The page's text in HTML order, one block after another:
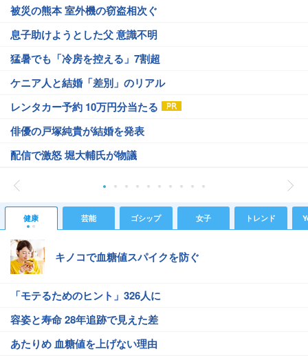
被災の熊本 室外機の窃盗相次ぐ
息子助けようとした父 意識不明
猛暑でも「冷房を控える」7割超
ケニア人と結婚「差別」のリアル
レンタカー予約 10万円分当たる
俳優の戸塚純貴が結婚を発表
配信で激怒 堀大輔氏が物議
健康 芸能 ゴシップ 女子 トレンド
キノコで血糖値スパイクを防ぐ
「モテるためのヒント」326人に
容姿と寿命 28年追跡で見えた差
あたりめ 血糖値を上げない理由